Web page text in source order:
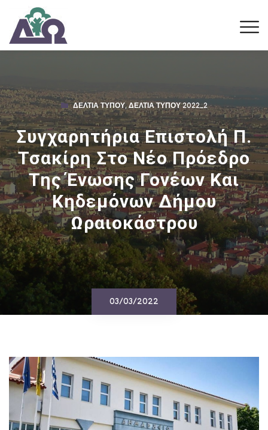
ΔΕΛΤΊΑ ΤΎΠΟΥ,ΔΕΛΤΊΑ ΤΎΠΟΥ 2022_2
Συγχαρητήρια Επιστολή Π.
Τσακίρη Στο Νέο Πρόεδρο
Της Ένωσης Γονέων Και
Κηδεμόνων Δήμου
Ωραιοκάστρου
03/03/2022